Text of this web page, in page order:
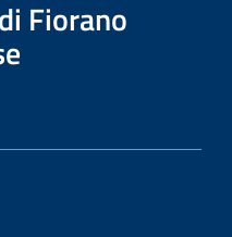
Fiorano